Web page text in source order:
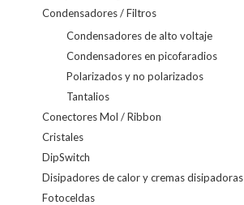
Condensadores / Filtros
Condensadores de alto voltaje
Condensadores en picofaradios
Polarizados y no polarizados
Tantalios
Conectores Mol / Ribbon
Cristales
DipSwitch
Disipadores de calor y cremas disipadoras
Fotoceldas